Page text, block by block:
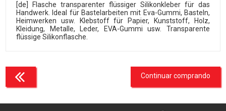
[de] Flasche transparenter flüssiger Silikonkleber für das
Handwerk. Ideal für Bastelarbeiten mit Eva-Gummi, Basteln,
Heimwerken usw. Klebstoff für Papier, Kunststoff, Holz,
Kleidung, Metalle, Leder, EVA-Gummi usw. Transparente
flüssige Silikonflasche.
Continuar comprando